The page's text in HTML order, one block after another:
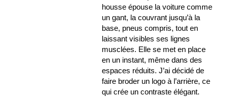
housse épouse la voiture comme
un gant, la couvrant jusqu’à la
base, pneus compris, tout en
laissant visibles ses lignes
musclées. Elle se met en place
en un instant, même dans des
espaces réduits. J’ai décidé de
faire broder un logo à l’arrière, ce
qui crée un contraste élégant.